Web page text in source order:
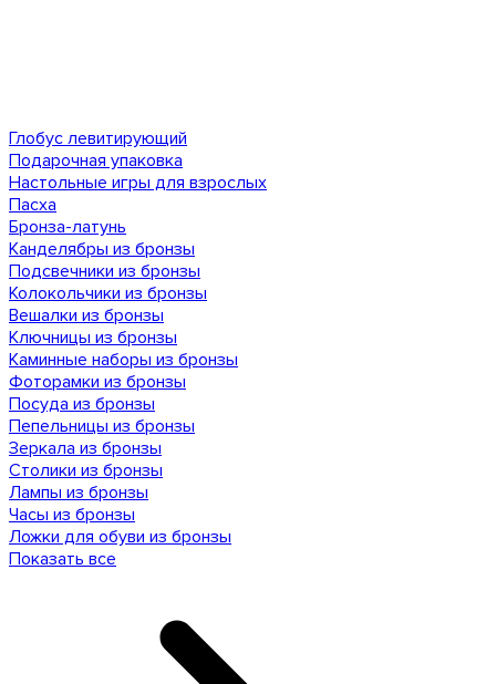
Глобус левитирующий
Подарочная упаковка
Настольные игры для взрослых
Пасха
Бронза-латунь
Канделябры из бронзы
Подсвечники из бронзы
Колокольчики из бронзы
Вешалки из бронзы
Ключницы из бронзы
Каминные наборы из бронзы
Фоторамки из бронзы
Посуда из бронзы
Пепельницы из бронзы
Зеркала из бронзы
Столики из бронзы
Лампы из бронзы
Часы из бронзы
Ложки для обуви из бронзы
Показать все